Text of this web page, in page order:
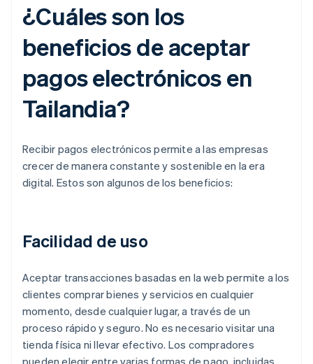
¿Cuáles son los
beneficios de aceptar
pagos electrónicos en
Tailandia?
Recibir pagos electrónicos permite a las empresas
crecer de manera constante y sostenible en la era
digital. Estos son algunos de los beneficios:
Facilidad de uso
Aceptar transacciones basadas en la web permite a los
clientes comprar bienes y servicios en cualquier
momento, desde cualquier lugar, a través de un
proceso rápido y seguro. No es necesario visitar una
tienda física ni llevar efectivo. Los compradores